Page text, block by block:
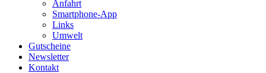
Anfahrt
Smartphone-App
Links
Umwelt
Gutscheine
Newsletter
Kontakt